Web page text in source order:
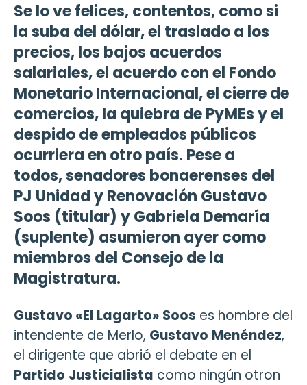
Se lo ve felices, contentos, como si
la suba del dólar, el traslado a los
precios, los bajos acuerdos
salariales, el acuerdo con el Fondo
Monetario Internacional, el cierre de
comercios, la quiebra de PyMEs y el
despido de empleados públicos
ocurriera en otro país. Pese a
todos, senadores bonaerenses del
PJ Unidad y Renovación Gustavo
Soos (titular) y Gabriela Demaría
(suplente) asumieron ayer como
miembros del Consejo de la
Magistratura.
Gustavo «El Lagarto» Soos es hombre del
intendente de Merlo, Gustavo Menéndez,
el dirigente que abrió el debate en el
Partido Justicialista como ningún otron